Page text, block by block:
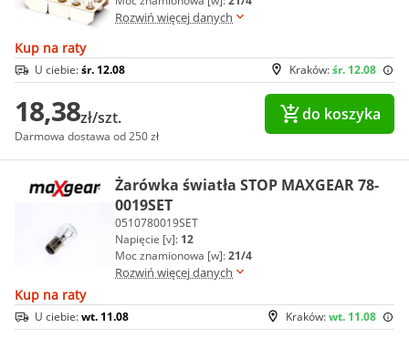
Rozwiń więcej danych
Kup na raty
Kraków:śr. 12.08
U ciebie:śr. 12.08
18,38zł/szt.
Darmowa dostawa od 250 zł
do koszyka
Żarówka światła STOP MAXGEAR 78-
0019SET
0510780019SET
Napięcie [v]: 12
Moc znamionowa [w]:21/4
Rozwiń więcej danych
Kup na raty
Kraków:wt. 11.08
U ciebie:wt. 11.08